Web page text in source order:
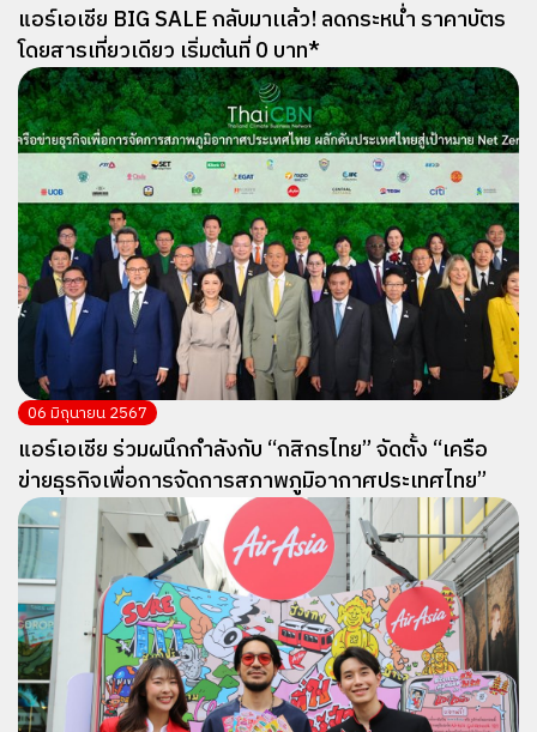
แอร์เอเชีย BIG SALE กลับมาเเล้ว! ลดกระหน่ำ ราคาบัตร
โดยสารเที่ยวเดียว เริ่มต้นที่ 0 บาท*
06 มิถุนายน 2567
แอร์เอเชีย ร่วมผนึกกำลังกับ “กสิกรไทย” จัดตั้ง “เครือ
ข่ายธุรกิจเพื่อการจัดการสภาพภูมิอากาศประเทศไทย”